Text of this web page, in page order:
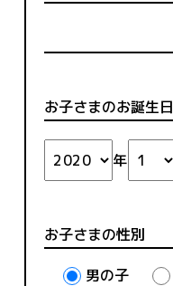
お子さまのお誕生日
年
お子さまの性別
男の子